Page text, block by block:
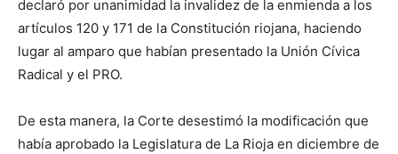
declaró por unanimidad la invalidez de la enmienda a los
artículos 120 y 171 de la Constitución riojana, haciendo
lugar al amparo que habían presentado la Unión Cívica
Radical y el PRO.
De esta manera, la Corte desestimó la modificación que
había aprobado la Legislatura de La Rioja en diciembre de